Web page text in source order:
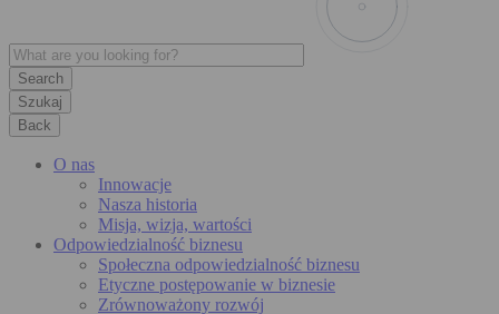
Szukaj
Back
O nas
Innowacje
Nasza historia
Misja, wizja, wartości
Odpowiedzialność biznesu
Społeczna odpowiedzialność biznesu
Etyczne postępowanie w biznesie
Zrównoważony rozwój